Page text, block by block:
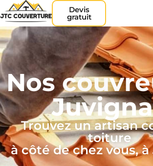
Devis
gratuit
Nos
Trouvez un artisan
toiture
à côté de chez vous,